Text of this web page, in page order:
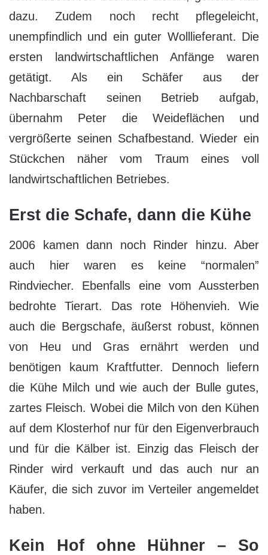
dazu. Zudem noch recht pflegeleicht,
unempfindlich und ein guter Wolllieferant. Die
ersten landwirtschaftlichen Anfänge waren
getätigt. Als ein Schäfer aus der
Nachbarschaft seinen Betrieb aufgab,
übernahm Peter die Weideflächen und
vergrößerte seinen Schafbestand. Wieder ein
Stückchen näher vom Traum eines voll
landwirtschaftlichen Betriebes.
Erst die Schafe, dann die Kühe
2006 kamen dann noch Rinder hinzu. Aber
auch hier waren es keine “normalen”
Rindviecher. Ebenfalls eine vom Aussterben
bedrohte Tierart. Das rote Höhenvieh. Wie
auch die Bergschafe, äußerst robust, können
von Heu und Gras ernährt werden und
benötigen kaum Kraftfutter. Dennoch liefern
die Kühe Milch und wie auch der Bulle gutes,
zartes Fleisch. Wobei die Milch von den Kühen
auf dem Klosterhof nur für den Eigenverbrauch
und für die Kälber ist. Einzig das Fleisch der
Rinder wird verkauft und das auch nur an
Käufer, die sich zuvor im Verteiler angemeldet
haben.
Kein Hof ohne Hühner – So